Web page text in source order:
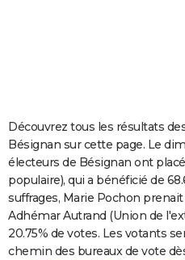
Carte de Noël
Carte Bonne année
Carte Saint-Valentin
Carte Pâques
Carte d'anniversaire
DICTIONNAIRE
Dictionnaire
Biographies
Citations
Expressions
Proverbes
PROGRAMME TV
COPAINS D'AVANT
S'inscrire
Se connecter
Lycées
Collèges
Primaires
Universités
Entreprises
Service militaire
Avis de recherche
AVIS DE DÉCÈS
Découvrez tous les résultats
Bésignan sur cette page. Le
électeurs de Bésignan ont
populaire), qui a bénéficié de
suffrages, Marie Pochon
Adhémar Autrand (Union de
20.75% de votes. Les votants
chemin des bureaux de vote